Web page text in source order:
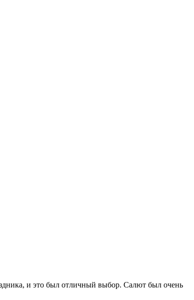
и это был отличный выбор. Салют был очень